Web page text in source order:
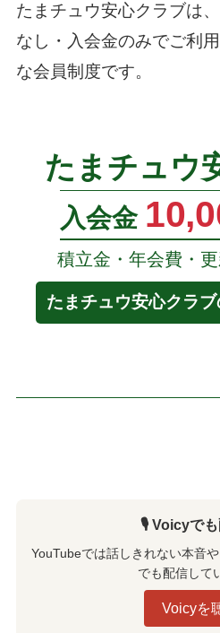
たまチュウ安心クラブは、
なし・入会金のみでご利
な会員制度です。
たまチュウ
入会金
積立金・年会費・
たまチュウ安心クラ
🎙️ Voicyで
YouTubeでは話しきれない本音
でも配信して
Voicyを